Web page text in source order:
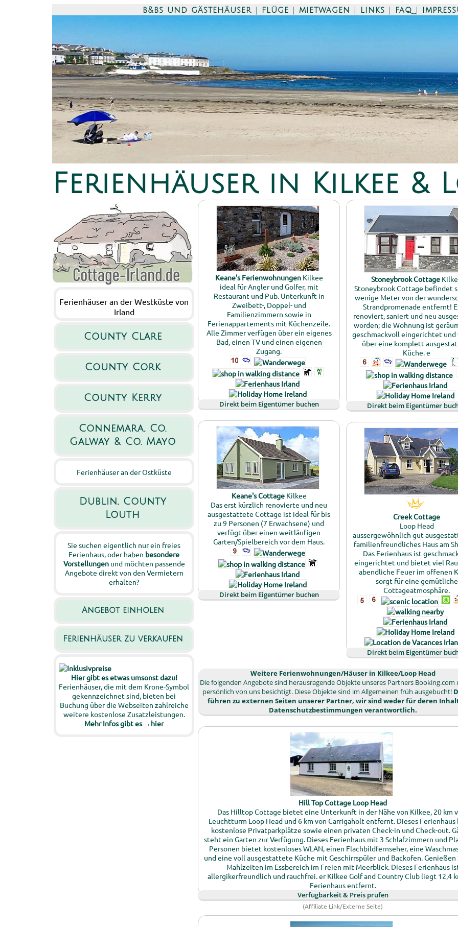
b&bs und gästehäuser| flüge mietwagen links faq
Ferienhäuser in Kilkee &
Ferienhäuser an der Westküste von
Irland
County Clare
County Cork
County Kerry
Connemara, Co.
Galway & Co. Mayo
Ferienhäuser an der Ostküste
Dublin, County
Louth
Sie suchen eigentlich nur ein freies
Ferienhaus, oder haben besondere
Vorstellungenund möchten passende
Angebote direkt von den Vermietern
erhalten?
Angebot einholen
Ferienhäuser zu verkaufen
Hier gibt es etwas umsonst dazu!
Ferienhäuser, die mit dem Krone-Symbol
gekennzeichnet sind, bieten bei
Buchung über die Webseiten zahlreiche
weitere kostenlose Zusatzleistungen.
Mehr Infos gibt es →hier
Keane's FerienwohnungenKilkee
ideal für Angler und Golfer, mit
Restaurant und Pub. Unterkunft in
Zweibett-, Doppel- und
Familienzimmern sowie in
Ferienappartements mit Küchenzeile.
Alle Zimmer verfügen über ein eigenes
Bad, einen TV und einen eigenen
Zugang.
Direkt beim Eigentümer buchen
Keane's CottageKilkee
Das erst kürzlich renovierte und neu
ausgestattete Cottage ist ideal für bis
zu 9 Personen (7 Erwachsene) und
verfügt über einen weitläufigen
Garten/Spielbereich vor dem Haus.
Direkt beim Eigentümer buchen
Stoneybrook Cottage
Stoneybrook Cottage befindet
wenige Meter von der
Strandpromenade entfernt!
renoviert, saniert und neu
worden; die Wohnung ist
geschmackvoll eingerichtet
über eine komplett
Küche. e
Direkt beim Eigentümer
Creek Cottage
Loop Head
aussergewöhnlich gut
familienfreundliches Haus am
Das Ferienhaus ist
eingerichtet und bietet viel
abendliche Feuer im offenen
sorgt für eine gemütliche
Cottageatmosphäre.
Direkt beim Eigentümer
Weitere Ferienwohnungen/Häuser in Kilkee/Loop Head
Die folgenden Angebote sind herausragende Objekte unseres Partners
persönlich von uns besichtigt. Diese Objekte sind im Allgemeinen früh ausgebucht!
führen zu externen Seiten unserer Partner, wir sind weder für deren
Datenschutzbestimmungen verantwortlich.
Hill Top Cottage Loop Head
Das Hilltop Cottage bietet eine Unterkunft in der Nähe von Kilkee, 20 km
Leuchtturm Loop Head und 6 km von Carrigaholt entfernt. Dieses
kostenlose Privatparkplätze sowie einen privaten Check-in und Check-out.
steht ein Garten zur Verfügung. Dieses Ferienhaus mit 3 Schlafzimmern und
Personen bietet kostenloses WLAN, einen Flachbildfernseher, eine
und eine voll ausgestattete Küche mit Geschirrspüler und Backofen. Genießen
Mahlzeiten im Essbereich im Freien mit Meerblick. Dieses Ferienhaus
allergikerfreundlich und rauchfrei. er Kilkee Golf and Country Club liegt 12,4
Ferienhaus entfernt.
Verfügbarkeit & Preis prüfen
(Affiliate Link/Externe Seite)